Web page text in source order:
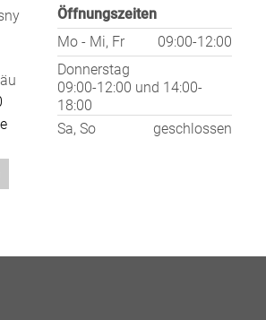
Öffnungszeiten
Mo - Mi, Fr
09:00-12:00
Donnerstag
09:00-12:00 und 14:00-
18:00
Sa, So
geschlossen